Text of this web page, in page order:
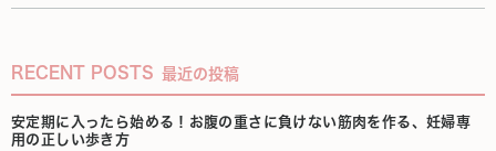
RECENT POSTS 最近の投稿
安定期に入ったら始める！お腹の重さに負けない筋肉を作る、妊婦専
用の正しい歩き方